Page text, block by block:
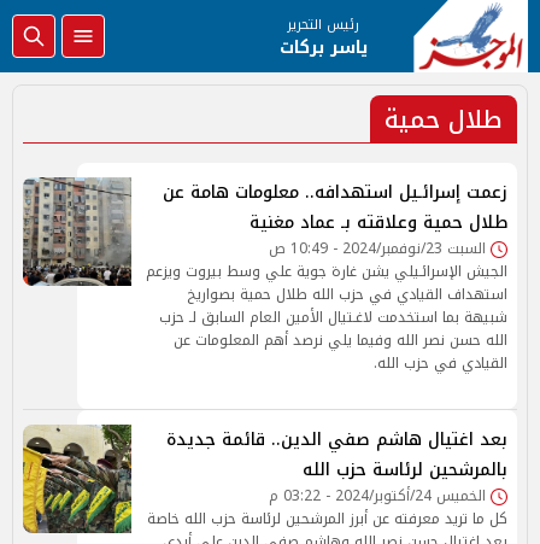
رئيس التحرير
ياسر بركات
طلال حمية
زعمت إسرائـيل استهدافه.. معلومات هامة عن
طلال حمية وعلاقته بـ عماد مغنية
السبت 23/نوفمبر/2024 - 10:49 ص
الجيش الإسرائـيلي يشن غارة جوية علي وسط بيروت ويزعم
استهداف القيادي في حزب الله طلال حمية بصواريخ
شبيهة بما استخدمت لاغـتيال الأمين العام السابق لـ حزب
الله حسن نصر الله وفيما يلي نرصد أهم المعلومات عن
القيادي في حزب الله.
بعد اغتيال هاشم صفي الدين.. قائمة جديدة
بالمرشحين لرئاسة حزب الله
الخميس 24/أكتوبر/2024 - 03:22 م
كل ما تريد معرفته عن أبرز المرشحين لرئاسة حزب الله خاصة